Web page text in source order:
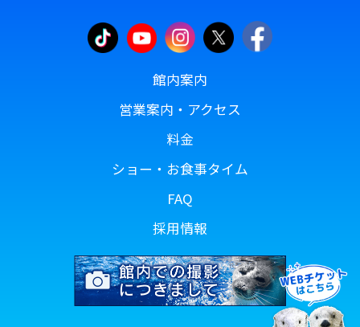
館内案内
営業案内・アクセス
料金
ショー・お食事タイム
FAQ
採用情報